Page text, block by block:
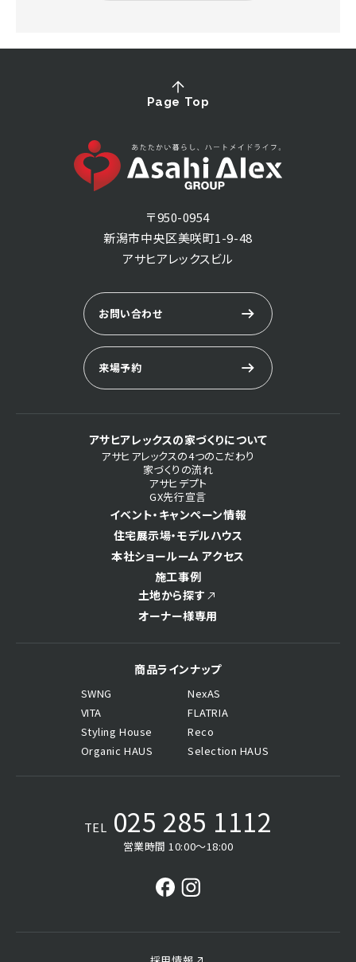
Page Top
〒950-0954
新潟市中央区美咲町1-9-48
アサヒアレックスビル
お問い合わせ
来場予約
アサヒアレックスの家づくりについて
アサヒアレックスの4つのこだわり
家づくりの流れ
アサヒデプト
GX先行宣言
イベント・キャンペーン情報
住宅展示場・モデルハウス
本社ショールーム アクセス
施工事例
土地から探す
オーナー様専用
商品ラインナップ
SWNG
NexAS
VITA
FLATRIA
Styling House
Reco
Organic HAUS
Selection HAUS
TEL 025 285 1112
営業時間 10:00〜18:00